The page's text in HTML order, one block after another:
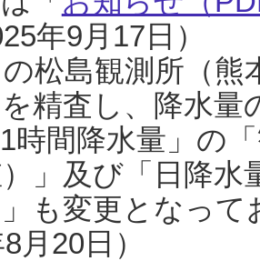
年9月17日）
松島観測所（熊
精査し、降水
1時間降水量」の
」及び「日降
も変更となっ
月20日）